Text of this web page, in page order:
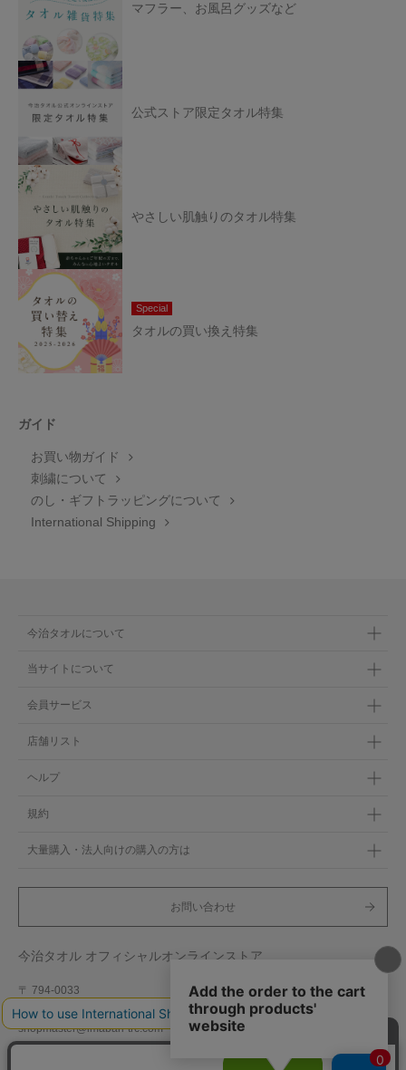
マフラー、お風呂グッズなど
公式ストア限定タオル特集
やさしい肌触りのタオル特集
Special
タオルの買い換え特集
ガイド
お買い物ガイド
刺繍について
のし・ギフトラッピングについて
International Shipping
今治タオルについて
当サイトについて
会員サービス
店舗リスト
ヘルプ
規約
大量購入・法人向けの購入の方は
お問い合わせ
今治タオル オフィシャルオンラインストア
〒 794-0033
愛媛県今治市東門町5-14-3
shopmaster@imabari-trc.com